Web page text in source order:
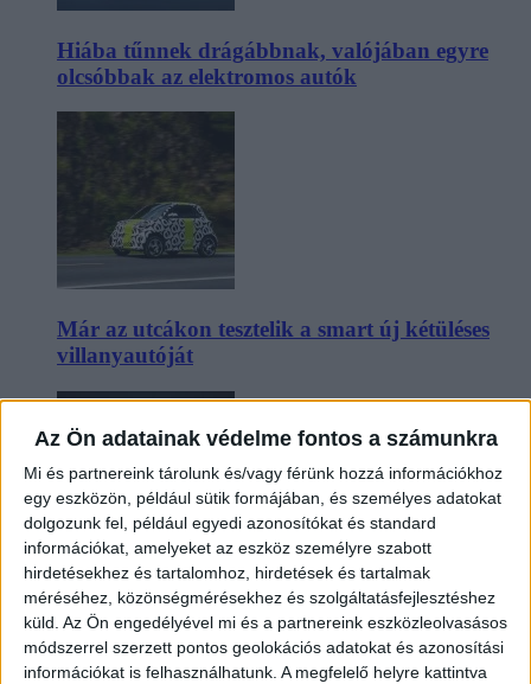
Az Ön adatainak védelme fontos a számunkra
Mi és partnereink tárolunk és/vagy férünk hozzá információkhoz
egy eszközön, például sütik formájában, és személyes adatokat
dolgozunk fel, például egyedi azonosítókat és standard
információkat, amelyeket az eszköz személyre szabott
hirdetésekhez és tartalomhoz, hirdetések és tartalmak
méréséhez, közönségmérésekhez és szolgáltatásfejlesztéshez
küld. Az Ön engedélyével mi és a partnereink eszközleolvasásos
módszerrel szerzett pontos geolokációs adatokat és azonosítási
információkat is felhasználhatunk. A megfelelő helyre kattintva
Hiába tűnnek drágábbnak, valójában egyre
olcsóbbak az elektromos autók
Már az utcákon tesztelik a smart új kétüléses
villanyautóját
Beárazták a legolcsóbb elektromos Audit